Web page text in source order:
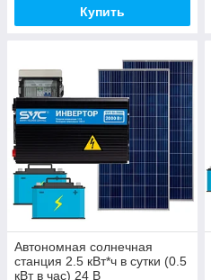
Купить
Автономная солнечная
станция 2.5 кВт*ч в сутки (0.5
кВт в час) 24 В